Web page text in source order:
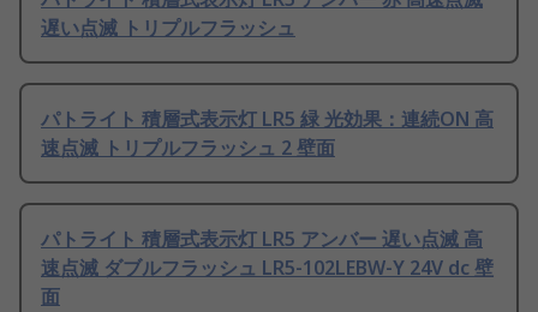
遅い点滅 トリプルフラッシュ
パトライト 積層式表示灯 LR5 緑 光効果：連続ON 高
速点滅 トリプルフラッシュ 2 壁面
パトライト 積層式表示灯 LR5 アンバー 遅い点滅 高
速点滅 ダブルフラッシュ LR5-102LEBW-Y 24V dc 壁
面